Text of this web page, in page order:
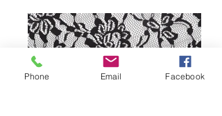
Phone Email Facebook